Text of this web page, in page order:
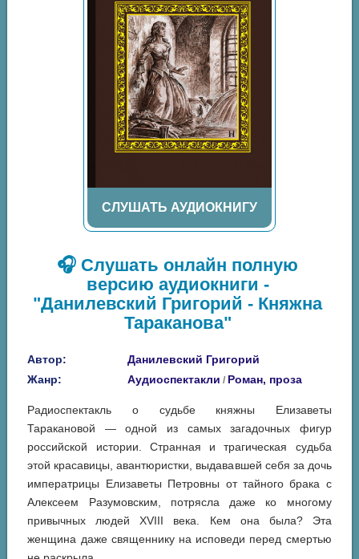
СЛУШАТЬ АУДИОКНИГУ
🎧 Слушать онлайн полную
версию аудиокниги -
"Данилевский Григорий - Княжна
Тараканова"
Автор:
Данилевский Григорий
Жанр:
Аудиоспектакли / Роман, проза
Радиоспектакль о судьбе княжны Елизаветы
Таракановой — одной из самых загадочных фигур
российской истории. Странная и трагическая судьба
этой красавицы, авантюристки, выдававшей себя за дочь
императрицы Елизаветы Петровны от тайного брака с
Алексеем Разумовским, потрясла даже ко многому
привычных людей XVIII века. Кем она была? Эта
женщина даже священнику на исповеди перед смертью